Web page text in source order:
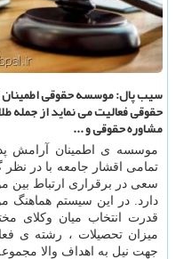
سیب پال: موسسه حقوقی
حقوقی فعالیت می نماید از جمله
مشاوره حقوقی و ...
موسسه ی اطمینان آرامش
تمامی اقشار جامعه با در
سعی در برقراری ارتباط بین
دارد. در این سیستم هماهنگ
قدرت انتخاب میان وکلای
میزان تحصیلات ، رشته ی
جهت نیل به اهداف والا